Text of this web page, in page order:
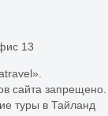
13
сайта запрещено.
туры в Тайланд